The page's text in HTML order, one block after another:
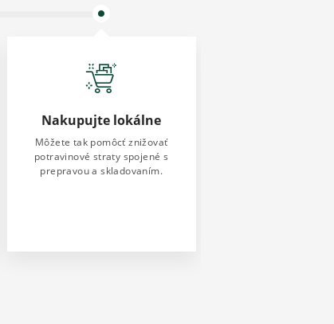
Nakupujte lokálne
Môžete tak pomôcť znižovať
potravinové straty spojené s
prepravou a skladovaním.